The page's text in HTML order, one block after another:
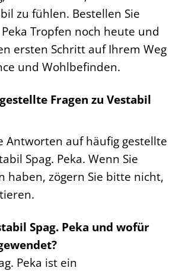
zu fühlen. Bestellen Sie
Tropfen noch heute und
ersten Schritt auf Ihrem Weg
und Wohlbefinden.
Fragen zu Vestabil
Antworten auf häufig gestellte
Spag. Peka. Wenn Sie
haben, zögern Sie bitte nicht,
Spag. Peka und wofür
Peka ist ein